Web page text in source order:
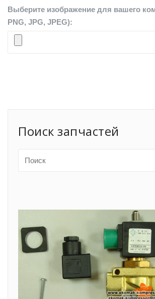
Выберите изображение для вашего
PNG, JPG, JPEG):
Поиск запчастей